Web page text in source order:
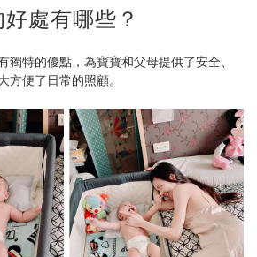
處有哪些？
獨特的優點，為寶寶和父母提供了安全、
方便了日常的照顧。